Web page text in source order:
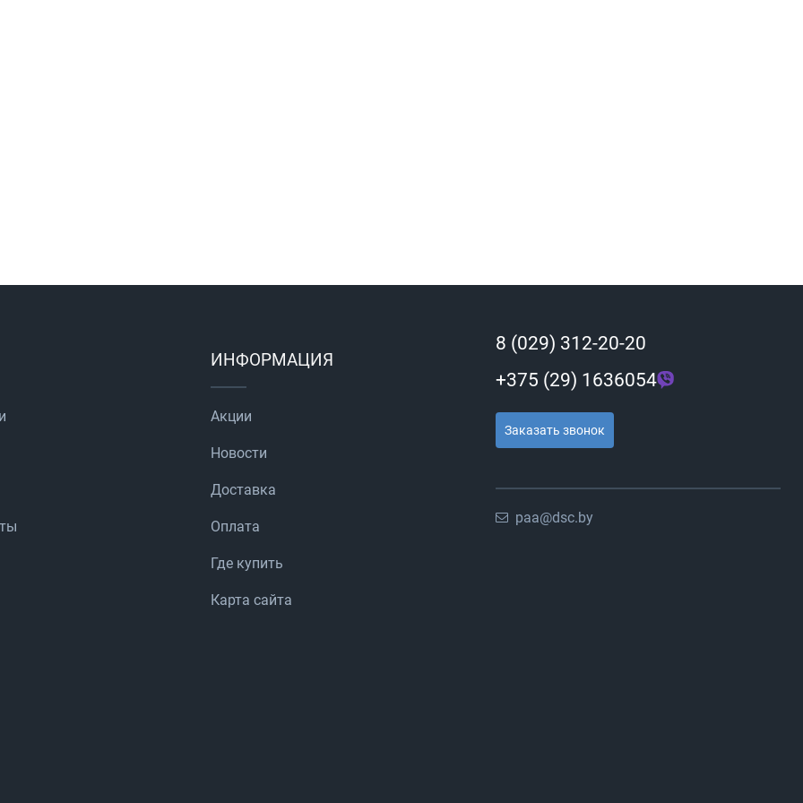
ИНФОРМАЦИЯ
Акции
Новости
Доставка
Оплата
Где купить
Карта сайта
8 (029) 312-20-20
+375 (29) 1636054
Заказать звонок
paa@dsc.by